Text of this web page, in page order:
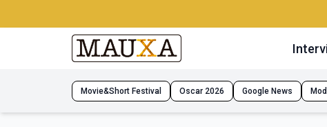
Movie&Short Festival Oscar 2026 Google News